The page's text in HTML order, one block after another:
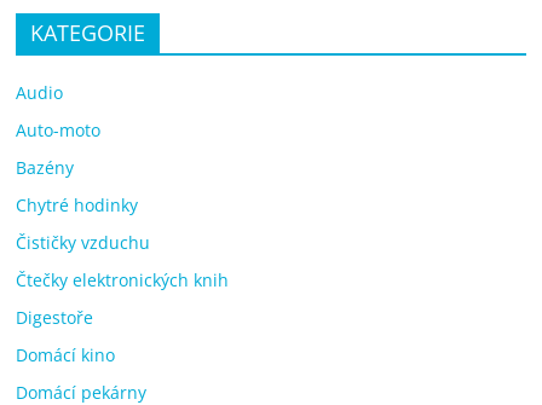
KATEGORIE
Audio
Auto-moto
Bazény
Chytré hodinky
Čističky vzduchu
Čtečky elektronických knih
Digestoře
Domácí kino
Domácí pekárny